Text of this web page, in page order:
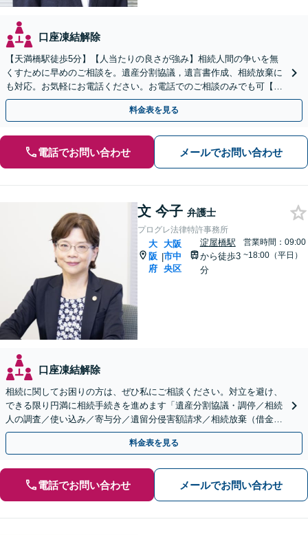
口座凍結解除
【天満橋駅徒歩5分】【人当たりの良さが強み】相続人間の争いを無
くすために早めのご相談を。遺産分割協議，遺言書作成、相続放棄に
も対応。お気軽にお電話ください。お電話でのご相談のみでも可【初
回面談30分無料】【夜間・休日対応可】【出張相談可】
料金表を見る
電話でお問い合わせ メールでお問い合わせ
文 今子 弁護士
プログレ法律特許事務所
大
阪
府
|
大阪
市中
央区
淀屋橋駅
から徒歩3
分
営業時間：09:00
~18:00（平日）
口座凍結解除
相続に関してお困りの方は、ぜひ私にご相談ください。対立を避け、
できる限り円満に相続手続きを進めます「遺産分割協議・調停／相続
人の調査／使い込み／寄与分／遺留分侵害額請求／相続放棄（借金の
相続）／遺言書作成【休日・夜間相談可】
料金表を見る
電話でお問い合わせ メールでお問い合わせ